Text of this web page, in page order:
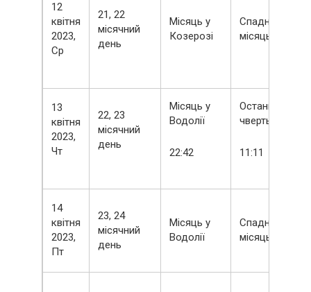
12
квітня
2023,
Ср
21, 22
місячний
день
Місяць у
Козерозі
Спадний
місяць
13
квітня
2023,
Чт
22, 23
місячний
день
Місяць у
Водолії
22:42
Остання
чверть
11:11
14
квітня
2023,
Пт
23, 24
місячний
день
Місяць у
Водолії
Спадний
місяць